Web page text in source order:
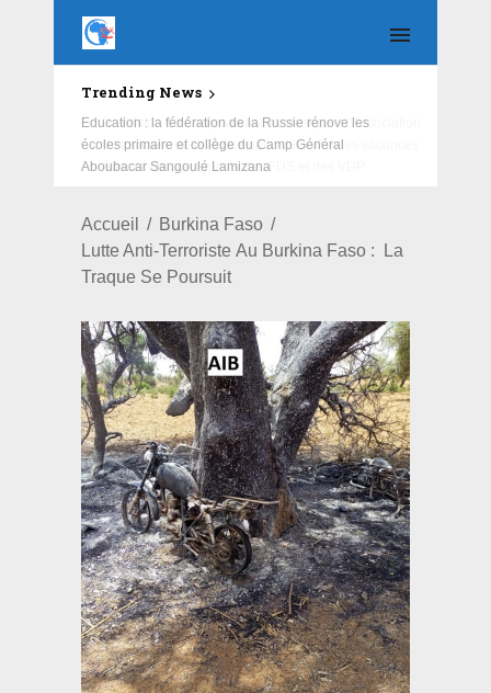
Trending News
Education : la fédération de la Russie rénove les
écoles primaire et collège du Camp Général
Aboubacar Sangoulé Lamizana
Accueil
Burkina Faso
Lutte Anti-Terroriste Au Burkina Faso : La
Traque Se Poursuit